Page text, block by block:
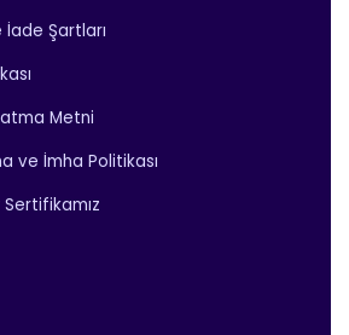
Şartları
Metni
ve İmha Politikası